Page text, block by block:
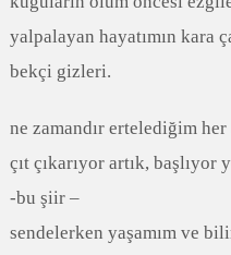
yalpalayan hayatımın kara
bekçi gizleri.
ne zamandır ertelediğim her
çıt çıkarıyor artık, başlıyor
-bu şiir –
sendelerken yaşamım ve